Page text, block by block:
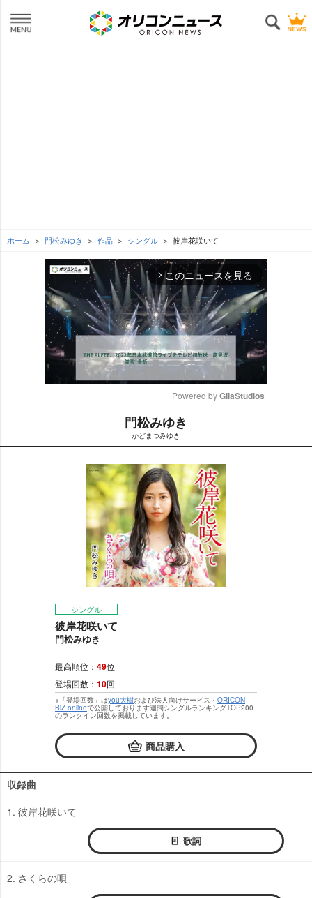
ホーム 門松みゆき 作品 シングル 彼岸花咲いて
arrow_forward_ios このニュースを見る
t
e
Powered by GliaStudios
門松みゆき
かどまつみゆき
シングル
彼岸花咲いて
門松みゆき
最高順位： 49位
登場回数： 10回
※「登場回数」はyou大樹および法人向けサービス・ ORICON
BiZ onlineで公開しております週間シングルランキングTOP200
のランクイン回数を掲載しています。
商品購入
収録曲
1. 彼岸花咲いて
歌詞
2. さくらの唄